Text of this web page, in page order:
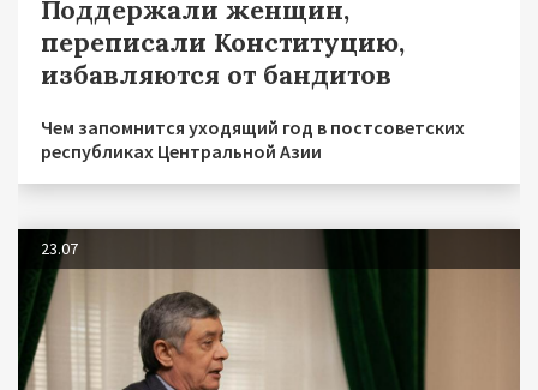
Поддержали женщин,
переписали Конституцию,
избавляются от бандитов
Чем запомнится уходящий год в постсоветских
республиках Центральной Азии
23.07